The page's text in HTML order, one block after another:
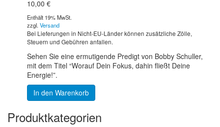
10,00 €
Enthält 19% MwSt.
zzgl. Versand
Bei Lieferungen in Nicht-EU-Länder können zusätzliche Zölle,
Steuern und Gebühren anfallen.
Sehen Sie eine ermutigende Predigt von Bobby Schuller,
mit dem Titel “Worauf Dein Fokus, dahin fließt Deine
Energie!”.
In den Warenkorb
Produktkategorien